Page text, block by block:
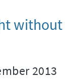
without
2013